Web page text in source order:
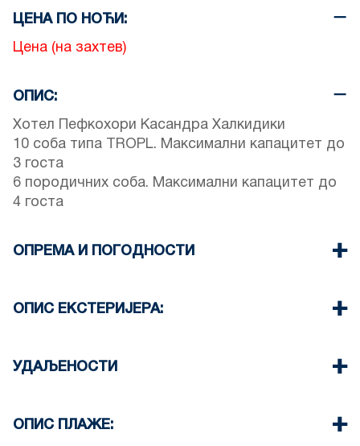
ЦЕНА ПО НОЋИ:
Цена (на захтев)
ОПИС:
Хотел Пефкохори Касандра Халкидики
10 соба типа TROPL. Максимални капацитет до
3 госта
6 породичних соба. Максимални капацитет до
4 госта
ОПРЕМА И ПОГОДНОСТИ
Клима уређај
ОПИС ЕКСТЕРИЈЕРА:
18:00-20:00
Јавна башта са роштиљем (на захтев)
имања (понекад нема довољно простора)
Још један бесплатни јавни паркинг доступан је
УДАЉЕНОСТИ
Центар села 300 м
ОПИС ПЛАЖЕ: